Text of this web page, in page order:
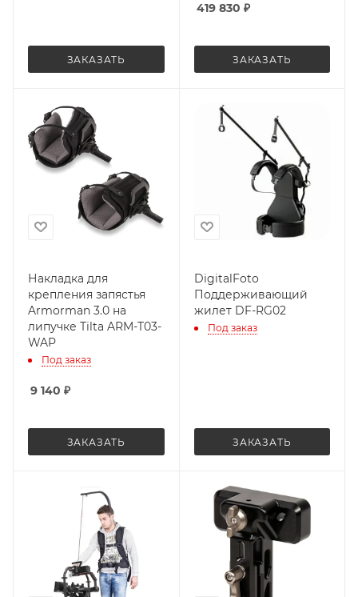
ЗАКАЗАТЬ
419 830 ₽
ЗАКАЗАТЬ
Накладка для
крепления запястья
Armorman 3.0 на
липучке Tilta ARM-T03-
WAP
Под заказ
9 140 ₽
ЗАКАЗАТЬ
DigitalFoto
Поддерживающий
жилет DF-RG02
Под заказ
ЗАКАЗАТЬ